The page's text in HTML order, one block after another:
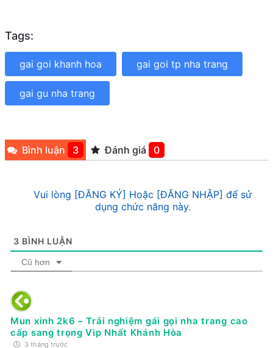
Tags:
gai goi khanh hoa gai goi tp nha trang
gai gu nha trang
Bình luận 3 Đánh giá 0
Vui lòng [ĐĂNG KÝ] Hoặc [ĐĂNG NHẬP] để sử
dụng chức năng này.
3 BÌNH LUẬN
Cũ hơn
Mun xinh 2k6 – Trải nghiệm gái gọi nha trang cao
cấp sang trọng Vip Nhất Khánh Hòa
3 tháng trước